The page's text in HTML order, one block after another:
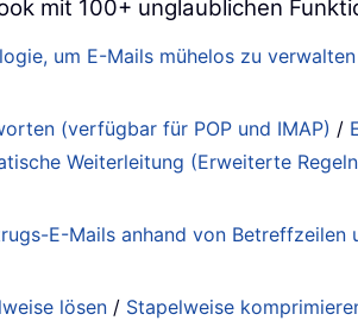
mit 100+ unglaublichen
um E-Mails mühelos zu
(verfügbar für POP und IMAP) /
Weiterleitung (Erweiterte
E-Mails anhand von
lösen / Stapelweise